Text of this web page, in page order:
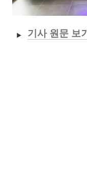
기사 원문 보기